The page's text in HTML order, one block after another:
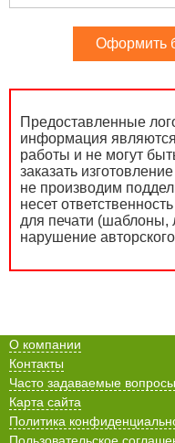
Оформить
Предоставленные
информация
работы и не могут
заказать
не производим
несет
для печати (шаблоны,
нарушение
О компании
Контакты
Часто задаваемые вопросы
Карта сайта
Политика